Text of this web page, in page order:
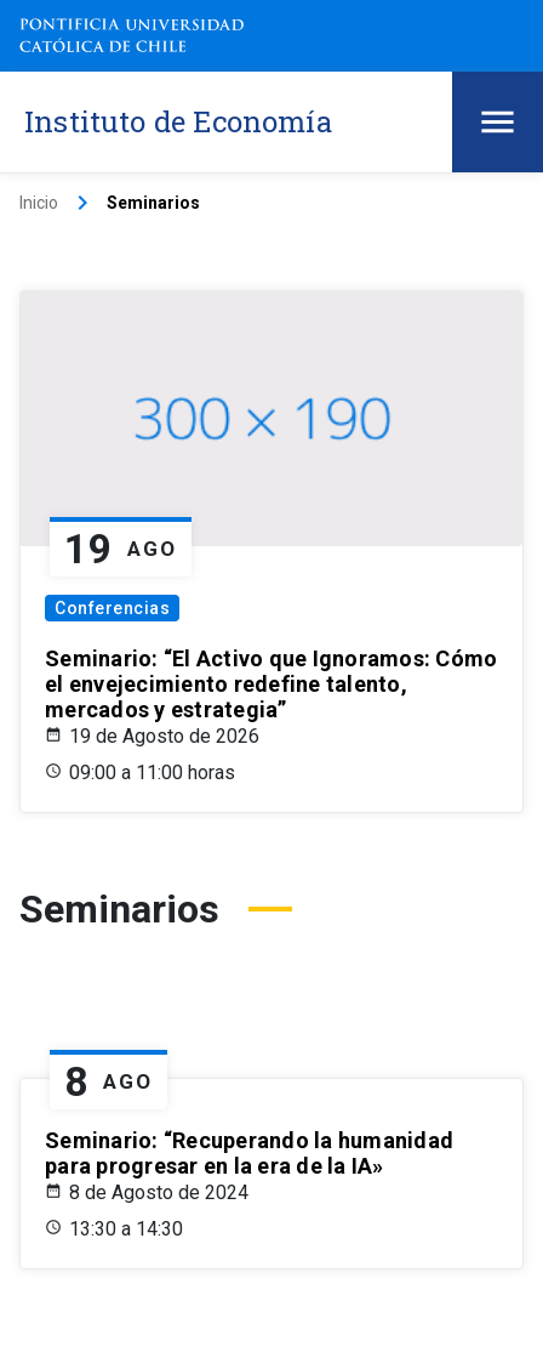
Instituto de Economía
Inicio keyboard_arrow_right Seminarios
19 AGO
Conferencias
Seminario: “El Activo que Ignoramos: Cómo
el envejecimiento redefine talento,
mercados y estrategia”
19 de Agosto de 2026
09:00 a 11:00 horas
Seminarios
8 AGO
Seminario: “Recuperando la humanidad
para progresar en la era de la IA»
8 de Agosto de 2024
13:30 a 14:30